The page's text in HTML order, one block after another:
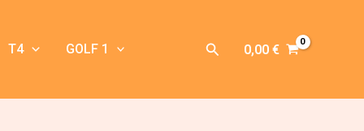
T4 GOLF 1 Rechercher
0,00 €